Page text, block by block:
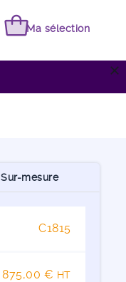
Ma sélection
close
Sur-mesure
C1815
875,00 € HT